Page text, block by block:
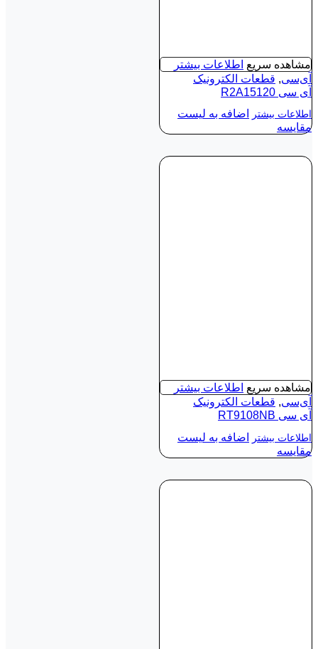
مشاهده سریع اطلاعات بیشتر
آی‌سی, قطعات الکترونیک
آی‌ سی R2A15120
اطلاعات بیشتر
اضافه به لیست
مقایسه
مشاهده سریع اطلاعات بیشتر
آی‌سی, قطعات الکترونیک
آی‌ سی RT9108NB
اطلاعات بیشتر
اضافه به لیست
مقایسه